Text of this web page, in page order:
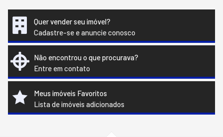
Quer vender seu imóvel?
Cadastre-se e anuncie conosco
Não encontrou o que procurava?
Entre em contato
Meus imóveis Favoritos
Lista de imóveis adicionados